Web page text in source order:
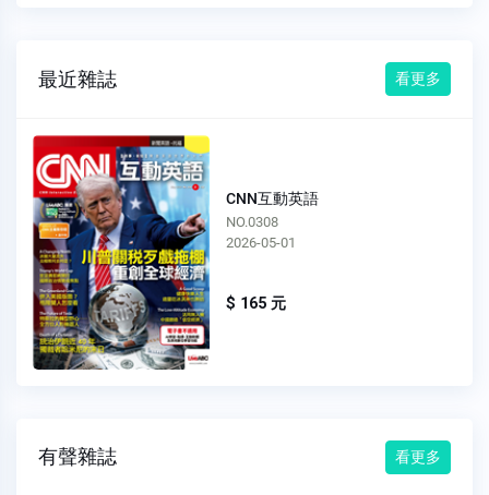
最近雜誌 看更多
CNN互動英語
NO.0308
2026-05-01
$ 165 元
有聲雜誌 看更多